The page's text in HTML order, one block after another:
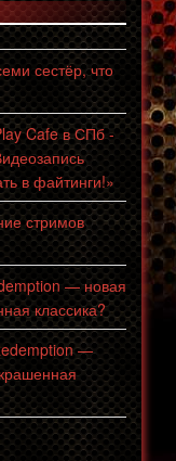
сестёр, что
Cafe в СПб -
в файтинги!»
стримов
— новая
классика?
—